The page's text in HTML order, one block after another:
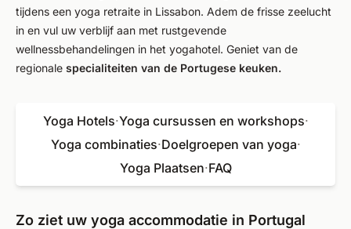
tijdens een yoga retraite in Lissabon. Adem de frisse zeelucht
in en vul uw verblijf aan met rustgevende
wellnessbehandelingen in het yogahotel. Geniet van de
regionale specialiteiten van de Portugese keuken.
Yoga Hotels·Yoga cursussen en workshops·
Yoga combinaties·Doelgroepen van yoga·
Yoga Plaatsen·FAQ
Zo ziet uw yoga accommodatie in Portugal